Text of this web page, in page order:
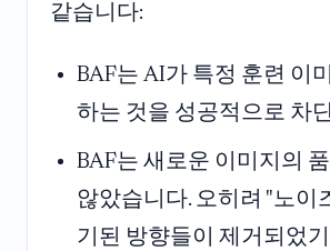
같습니다:
BAF는 AI가 특정 훈련 이
하는 것을 성공적으로 차
BAF는 새로운 이미지의
않았습니다. 오히려 "노이
기된 방향들이 제거되었